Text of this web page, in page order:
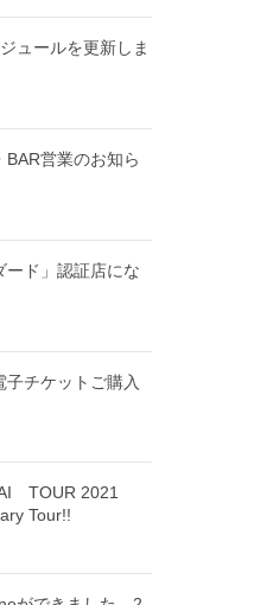
ュールを更新しま
営業のお知ら
ード」認証店にな
チケットご購入
TOUR 2021
Tour!!